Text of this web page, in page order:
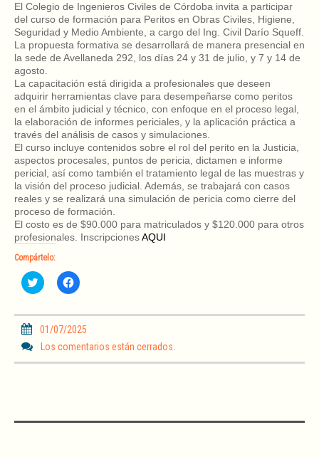
El Colegio de Ingenieros Civiles de Córdoba invita a participar
del curso de formación para Peritos en Obras Civiles, Higiene,
Seguridad y Medio Ambiente, a cargo del Ing. Civil Darío Squeff.
La propuesta formativa se desarrollará de manera presencial en
la sede de Avellaneda 292, los días 24 y 31 de julio, y 7 y 14 de
agosto.
La capacitación está dirigida a profesionales que deseen
adquirir herramientas clave para desempeñarse como peritos
en el ámbito judicial y técnico, con enfoque en el proceso legal,
la elaboración de informes periciales, y la aplicación práctica a
través del análisis de casos y simulaciones.
El curso incluye contenidos sobre el rol del perito en la Justicia,
aspectos procesales, puntos de pericia, dictamen e informe
pericial, así como también el tratamiento legal de las muestras y
la visión del proceso judicial. Además, se trabajará con casos
reales y se realizará una simulación de pericia como cierre del
proceso de formación.
El costo es de $90.000 para matriculados y $120.000 para otros
profesionales. InscripcionesAQUI
Compártelo:
H
a
l
i
c
p
r
a
H
a
l
i
c
p
r
a
01/07/2025
Los comentarios están cerrados.